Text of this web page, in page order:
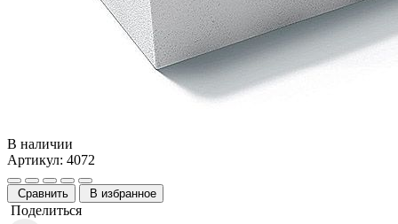
В наличии
Артикул: 4072
Сравнить В избранное
Поделиться